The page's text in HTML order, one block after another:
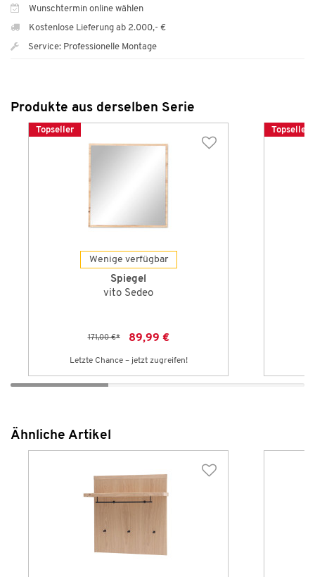
Wunschtermin online wählen
Kostenlose Lieferung ab 2.000,- €
Service: Professionelle Montage
Produkte aus derselben Serie
Topseller
Wenige verfügbar
Spiegel
vito Sedeo
171,00 €* 89,99 €
Letzte Chance – jetzt zugreifen!
Topseller
Ähnliche Artikel